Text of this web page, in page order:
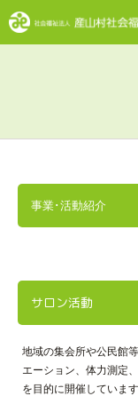
事業･活動紹介
サロン活動
地域の集会所や公民館
エーション、体力測定
を目的に開催しています